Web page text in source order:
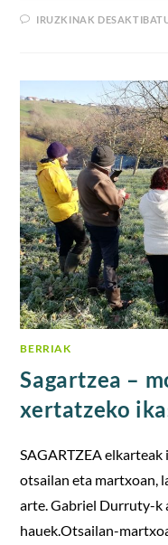
IRUZKINAK
BERRIAK
Sagartzea –
xertatzeko
SAGARTZEA
otsailan eta martxoan,
arte. Gabriel Durruty-k
hauek.Otsailan-